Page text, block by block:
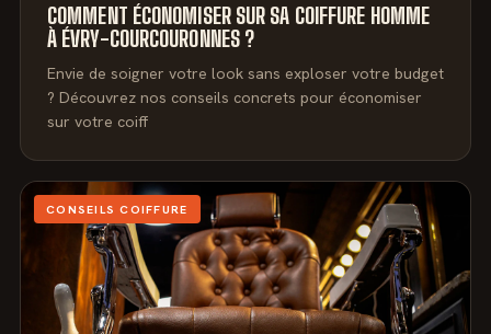
COMMENT ÉCONOMISER SUR SA COIFFURE HOMME
À ÉVRY-COURCOURONNES ?
Envie de soigner votre look sans exploser votre budget
? Découvrez nos conseils concrets pour économiser
sur votre coiff
CONSEILS COIFFURE